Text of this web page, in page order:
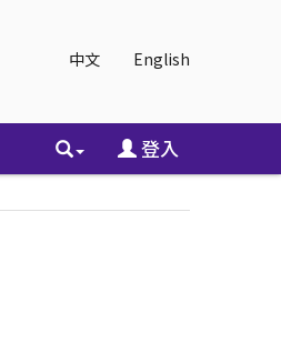
中文 English
登入